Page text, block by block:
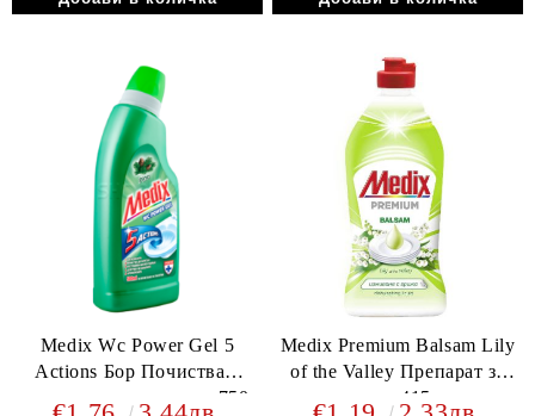
Medix Wc Power Gel 5
Actions Бор Почистващ
Medix Premium Balsam Lily
of the Valley Препарат за
съдове 415 мл